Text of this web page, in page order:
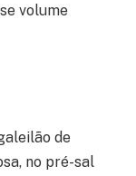
volume
de
no pré-sal